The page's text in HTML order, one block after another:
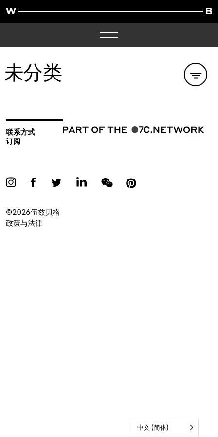
未分类
联系方式
订阅
©2026伍兹贝格
政策与法律
中文 (简体)